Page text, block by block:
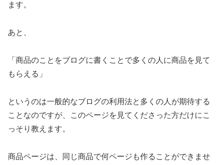
ます。
あと、
「商品のことをブログに書くことで多くの人に商品を見て
もらえる」
というのは一般的なブログの利用法と多くの人が期待する
ことなのですが、このページを見てくださった方だけにこ
っそり教えます。
商品ページは、同じ商品で何ページも作ることができませ